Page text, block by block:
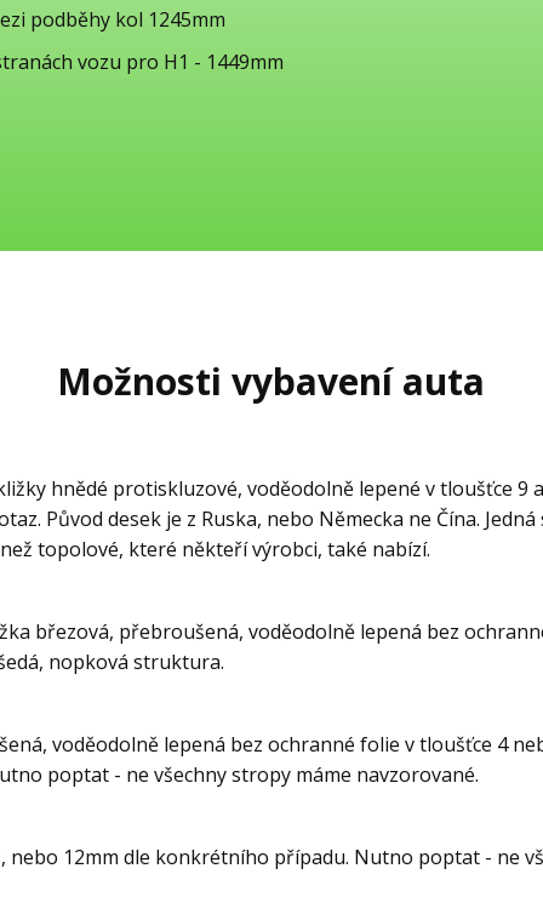
podběhy kol 1245mm
vozu pro H1 - 1449mm
Možnosti vybavení auta
hnědé protiskluzové, voděodolně lepené v tloušťce 9
Původ desek je z Ruska, nebo Německa ne Čína.
topolové, které někteří výrobci, také nabízí.
březová, přebroušená, voděodolně lepená bez
nopková struktura.
voděodolně lepená bez ochranné folie v tloušťce 4
poptat - ne všechny stropy máme navzorované.
nebo 12mm dle konkrétního případu. Nutno poptat - ne